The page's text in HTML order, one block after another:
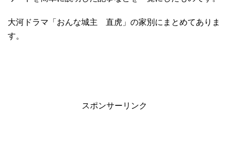
大河ドラマ「おんな城主 直虎」の家別にまとめてありま
す。
スポンサーリンク